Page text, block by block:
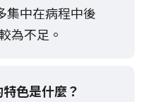
集中在病程中後
為不足。
色是什麼？